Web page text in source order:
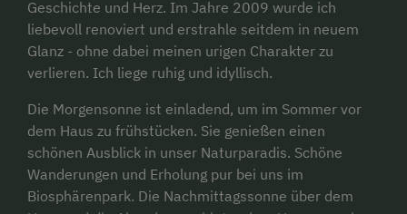
Geschichte und Herz. Im Jahre 2009 wurde ich
liebevoll renoviert und erstrahle seitdem in neuem
Glanz - ohne dabei meinen urigen Charakter zu
verlieren. Ich liege ruhig und idyllisch.
Die Morgensonne ist einladend, um im Sommer vor
dem Haus zu frühstücken. Sie genießen einen
schönen Ausblick in unser Naturparadis. Schöne
Wanderungen und Erholung pur bei uns im
Biosphärenpark. Die Nachmittagssonne über dem